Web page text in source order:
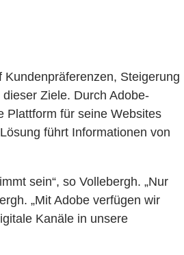
Steigerung
Ziele. Durch Adobe-
Plattform für seine Websites
führt Informationen von
sein“, so Vollebergh. „Nur
„Mit Adobe verfügen wir
Kanäle in unsere